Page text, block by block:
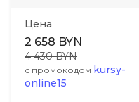
Цена
2 658 BYN
4 430 BYN
с промокодом kursy-
online15